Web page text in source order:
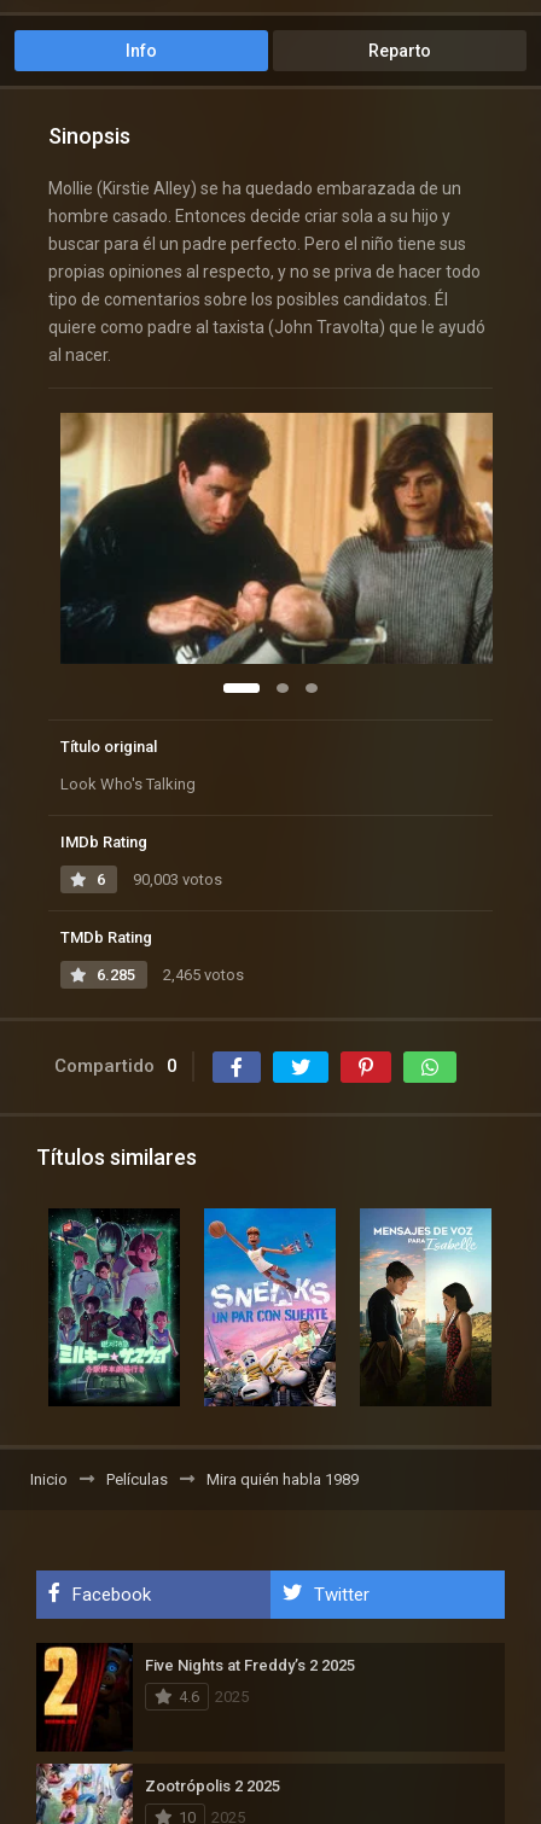
Info Reparto
Sinopsis
Mollie (Kirstie Alley) se ha quedado embarazada de un
hombre casado. Entonces decide criar sola a su hijo y
buscar para él un padre perfecto. Pero el niño tiene sus
propias opiniones al respecto, y no se priva de hacer todo
tipo de comentarios sobre los posibles candidatos. Él
quiere como padre al taxista (John Travolta) que le ayudó
al nacer.
Título original
Look Who's Talking
IMDb Rating
6 90,003 votos
TMDb Rating
6.285 2,465 votos
Compartido 0
Títulos similares
Inicio Películas Mira quién habla 1989
Facebook Twitter
Five Nights at Freddy’s 2 2025
4.6
2025
Zootrópolis 2 2025
10
2025